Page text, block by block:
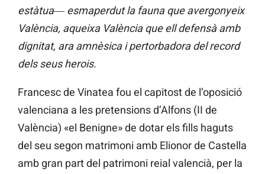
estàtua― esmaperdut la fauna que avergonyeix
València, aqueixa València que ell defensà amb
dignitat, ara amnèsica i pertorbadora del record
dels seus herois.
Francesc de Vinatea fou el capitost de l’oposició
valenciana a les pretensions d’Alfons (II de
València) «el Benigne» de dotar els fills haguts
del seu segon matrimoni amb Elionor de Castella
amb gran part del patrimoni reial valencià, per la